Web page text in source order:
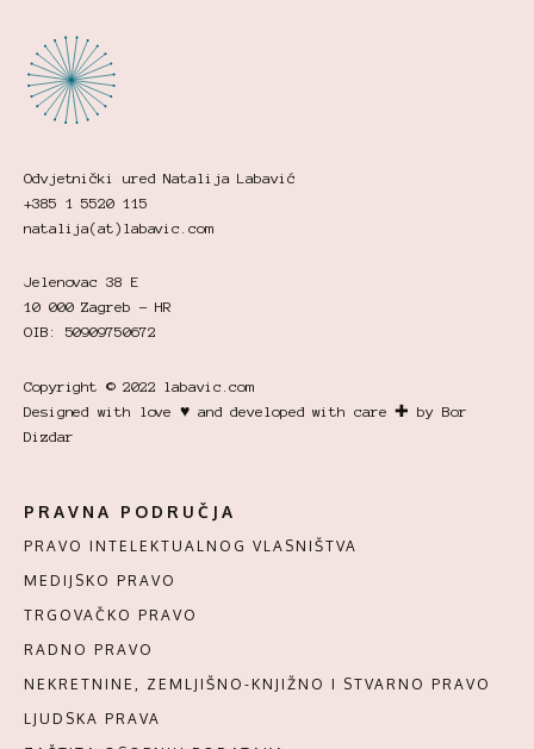
Odvjetnički ured Natalija Labavić
+385 1 5520 115
natalija(at)labavic.com
Jelenovac 38 E
10 000 Zagreb - HR
OIB: 50909750672
Copyright © 2022 labavic.com
Designed with love ♥ and developed with care ✚ by Bor
Dizdar
PRAVNA PODRUČJA
PRAVO INTELEKTUALNOG VLASNIŠTVA
MEDIJSKO PRAVO
TRGOVAČKO PRAVO
RADNO PRAVO
NEKRETNINE, ZEMLJIŠNO-KNJIŽNO I STVARNO PRAVO
LJUDSKA PRAVA